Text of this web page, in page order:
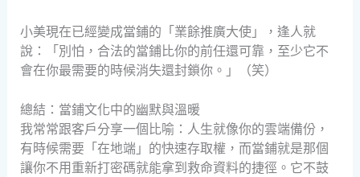
小美現在已經變成當鋪的「業餘推廣大使」，逢人就
說：「別怕，合法的當鋪比你的前任還可靠，至少它不
會在你最需要的時候消失還封鎖你。」（笑）
總結：當鋪文化中的幽默與溫暖
我常常跟客戶分享一個比喻：人生就像你的雲端備份，
有時候需要「在地端」的快速存取權，而當鋪就是那個
讓你不用重新打密碼就能拿到救命資料的捷徑。它不鼓